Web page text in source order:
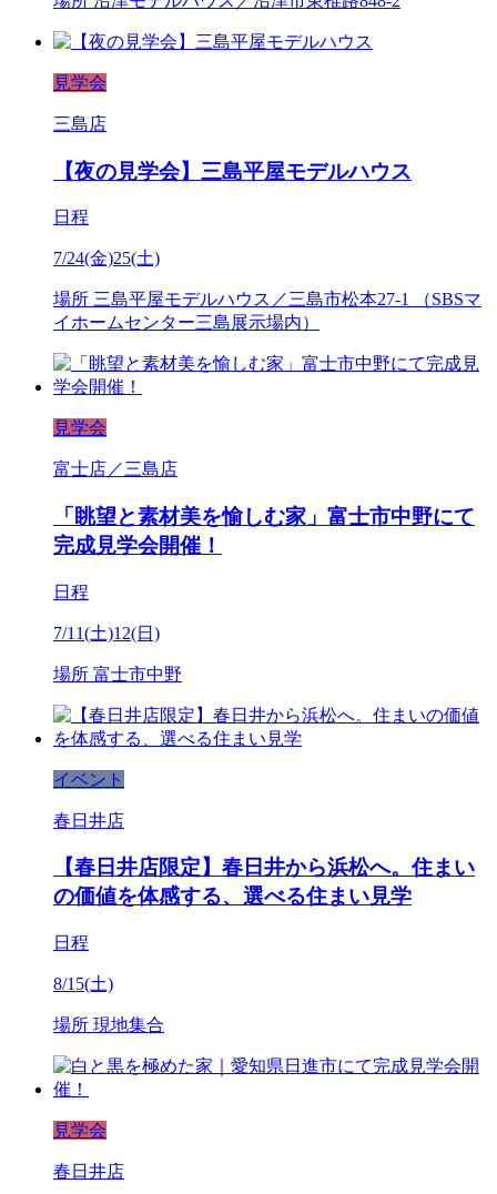
見学会
三島店
【夜の見学会】三島平屋モデルハウス
日程
7/24(金)25(土)
場所 三島平屋モデルハウス／三島市松本27-1 （SBSマ
イホームセンター三島展示場内）
見学会
富士店／三島店
「眺望と素材美を愉しむ家」富士市中野にて
完成見学会開催！
日程
7/11(土)12(日)
場所 富士市中野
イベント
春日井店
【春日井店限定】春日井から浜松へ。住まい
の価値を体感する、選べる住まい見学
日程
8/15(土)
場所 現地集合
見学会
春日井店